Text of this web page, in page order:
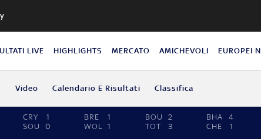
LIVE HIGHLIGHTS MERCATO AMICHEVOLI EUROPEI
Video Calendario E Risultati Classifica
CRY
1
SOU
0
BRE
1
WOL
1
BOU
2
TOT
3
BHA
4
CHE
1